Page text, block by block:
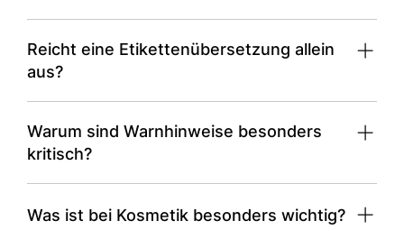
sondern bereits bei finalem Text- und Layoutstand.
Reicht eine Etikettenübersetzung allein
aus?
notwendig.
Warum sind Warnhinweise besonders
kritisch?
und oft verpflichtend sind.
Was ist bei Kosmetik besonders wichtig?